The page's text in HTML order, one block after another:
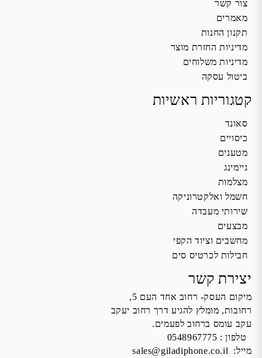
צור קשר
מאמרים
תקנון החנות
מדיניות החזרת מוצר
מדיניות משלוחים
ביטול עסקה
קטגוריות ראשיות
סאונד
כיסויים
מטענים
גיימינג
מצלמות
חשמל ואלקטרוניקה
שירותי מעבדה
מבצעים
מחשבים וציוד הקפי
חבילות לכרטיס סים
יצירת קשר
מיקום העסק- רחוב אחד העם 5,
רחובות, מומלץ להגיע דרך רחוב יעקב
עקב עומס ברחוב לפעמים.
טלפון : 0548967775
מייל: sales@giladiphone.co.il